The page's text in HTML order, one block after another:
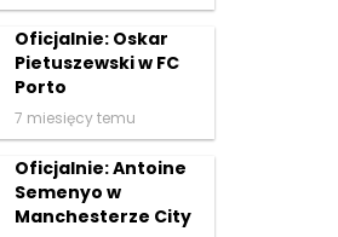
Oficjalnie: Oskar
Pietuszewski w FC
Porto
7 miesięcy temu
Oficjalnie: Antoine
Semenyo w
Manchesterze City